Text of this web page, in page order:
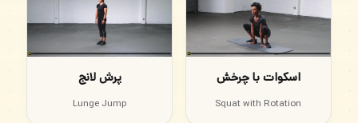
اسکوات با چرخش
Squat with Rotation
پرش لانج
Lunge Jump